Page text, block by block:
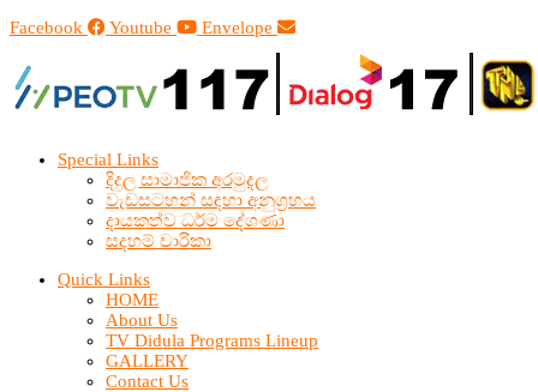
Facebook
Youtube Envelope
Special Links
දිදුල සාමාජික අරමුදල
වැඩසටහන් සඳහා අනුග්‍රහය
දායකත්ව ධර්ම දේශණා
සදහම් චාරිකා
Quick Links
HOME
About Us
TV Didula Programs Lineup
GALLERY
Contact Us